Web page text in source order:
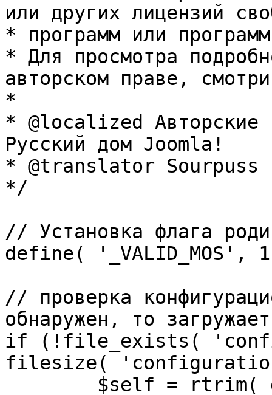
или других лицензий
* программ или
* Для просмотра
авторском праве,
*
* @localized Авторские
Русский дом Joomla!
* @translator Sourpuss
*/
// Установка флага
define( '_VALID_MOS',
// проверка
обнаружен, то
if (!file_exists(
filesize(